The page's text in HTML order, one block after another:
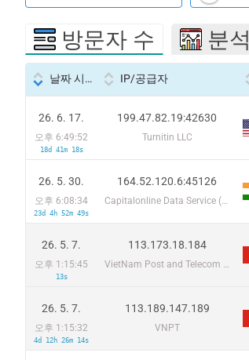
방문자 수 분석
날짜 시간 IP/공급자
26. 6. 17.
오후 6:49:52
18d 41m 18s
199.47.82.19:42630
Turnitin LLC
26. 5. 30.
오후 6:08:34
23d 4h 52m 49s
164.52.120.6:45126
Capitalonline Data Service (HK) Co
26. 5. 7.
오후 1:15:45
13s
113.173.18.184
VietNam Post and Telecom Corporation
26. 5. 7.
오후 1:15:32
4d 12h 26m 14s
113.189.147.189
VNPT